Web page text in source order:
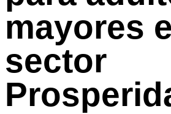
mayores
sector